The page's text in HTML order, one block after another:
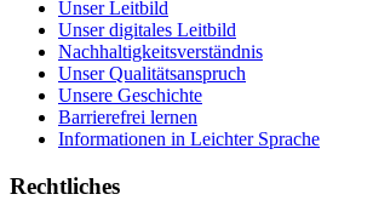
Unser Leitbild
Unser digitales Leitbild
Nachhaltigkeitsverständnis
Unser Qualitätsanspruch
Unsere Geschichte
Barrierefrei lernen
Informationen in Leichter Sprache
Rechtliches